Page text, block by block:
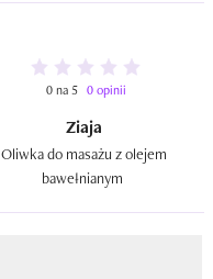
0 na 5 0 opinii
Ziaja
Oliwka do masażu z olejem